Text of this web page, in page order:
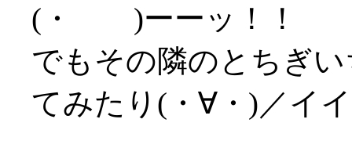
(・ )ーーッ！！
でもその隣のとちぎ
てみたり(・∀・)／イ